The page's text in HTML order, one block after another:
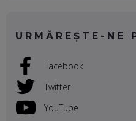
VOICU OPREAN
TA LOCALĂ - ȘI CE SĂ
EP. 52
ROBERT GRAUR,
ÎN SALĂ, DAR
DERULO, STEVEN
URMĂREȘTE-NE
Facebook
Twitter
YouTube